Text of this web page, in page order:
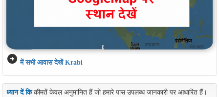
arrow_circle_right में सभी आवास देखें Krabi
ध्यान दें किकीमतें केवल अनुमानित हैं जो हमारे पास उपलब्ध जानकारी पर आधारित हैं।